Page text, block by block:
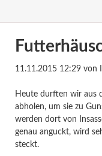
11.11.2015 12:29von
Heute durften wir aus
abholen, um sie zu
werden dort von
genau anguckt, wird
steckt.